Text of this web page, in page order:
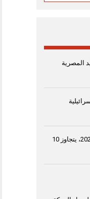
المصرية
إنتاج القمح في مصر خلال موسم 2026، يتجاوز 10